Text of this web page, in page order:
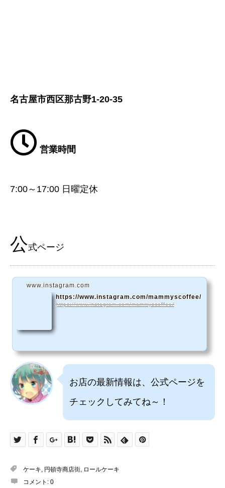
名古屋市西区那古野1-20-35
営業時間
7:00～17:00 日曜定休
公式ページ
www.instagram.com
https://www.instagram.com/mammyscoffee/
https://www.instagram.com/mammyscoffee/
お店の最新情報は、公式ページを
チェックしてみてね～！
ケーキ, 円頓寺商店街, ロールケーキ
コメント: 0